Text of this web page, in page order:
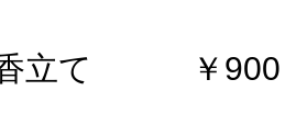
香立て ￥900